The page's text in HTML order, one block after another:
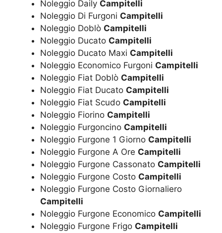
Noleggio Daily Campitelli
Noleggio Di Furgoni Campitelli
Noleggio Doblò Campitelli
Noleggio Ducato Campitelli
Noleggio Ducato Maxi Campitelli
Noleggio Economico Furgoni Campitelli
Noleggio Fiat Doblò Campitelli
Noleggio Fiat Ducato Campitelli
Noleggio Fiat Scudo Campitelli
Noleggio Fiorino Campitelli
Noleggio Furgoncino Campitelli
Noleggio Furgone 1 Giorno Campitelli
Noleggio Furgone A Ore Campitelli
Noleggio Furgone Cassonato Campitelli
Noleggio Furgone Costo Campitelli
Noleggio Furgone Costo Giornaliero
Campitelli
Noleggio Furgone Economico Campitelli
Noleggio Furgone Frigo Campitelli